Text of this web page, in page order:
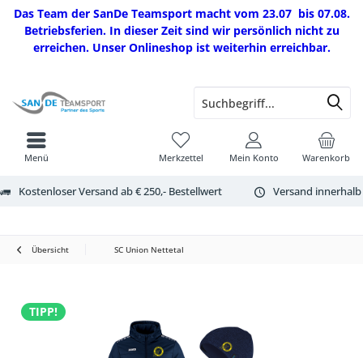
Das Team der SanDe Teamsport macht vom 23.07 bis 07.08.
Betriebsferien. In dieser Zeit sind wir persönlich nicht zu
erreichen. Unser Onlineshop ist weiterhin erreichbar.
Kostenloser Versand ab € 250,- Bestellwert Versand
Warenkorb
Merkzettel Mein Konto
Menü
Übersicht SC Union Nettetal
TIPP!